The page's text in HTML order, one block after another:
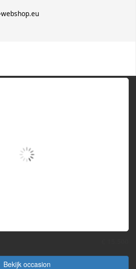
Bekijk occasion